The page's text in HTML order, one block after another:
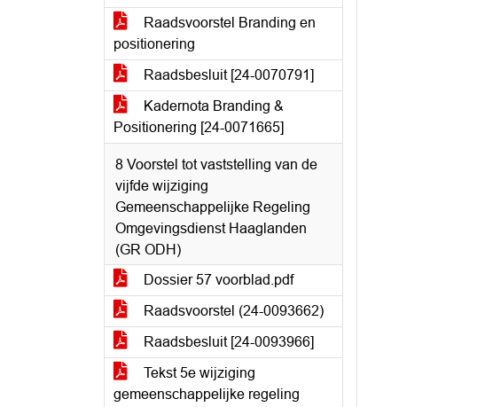
Raadsvoorstel Branding en
positionering
Raadsbesluit [24-0070791]
Kadernota Branding &
Positionering [24-0071665]
8 Voorstel tot vaststelling van de
vijfde wijziging
Gemeenschappelijke Regeling
Omgevingsdienst Haaglanden
(GR ODH)
Dossier 57 voorblad.pdf
Raadsvoorstel (24-0093662)
Raadsbesluit [24-0093966]
Tekst 5e wijziging
gemeenschappelijke regeling